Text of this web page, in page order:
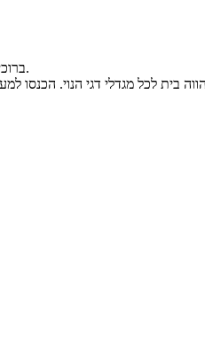
ברוכים הבאים לאתר אקווריום - קהילת מגדלי דגי הנוי בישראל.